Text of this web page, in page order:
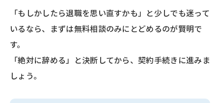
「もしかしたら退職を思い直すかも」と少しでも迷って
いるなら、まずは無料相談のみにとどめるのが賢明で
す。
「絶対に辞める」と決断してから、契約手続きに進みま
しょう。